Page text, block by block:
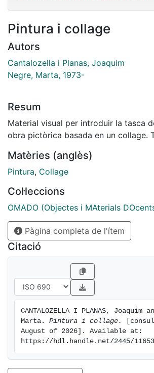
Pintura i collage
Autors
Cantalozella i Planas, Joaquim
Negre, Marta, 1973-
Resum
Material visual per introduir la tasca
obra pictòrica basada en un collage.
Matèries (anglès)
Pintura, Collage
Col·leccions
OMADO (Objectes i MAterials
Pàgina completa de l'ítem
Citació
CANTALOZELLA I PLANAS, Joaquim
Marta. Pintura i collage.
August of 2026]. Available at:
https://hdl.handle.net/2445/11653